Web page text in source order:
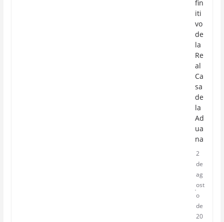
fin
iti
vo
de
la
Re
al
Ca
sa
de
la
Ad
ua
na
2
de
ag
ost
o
de
20